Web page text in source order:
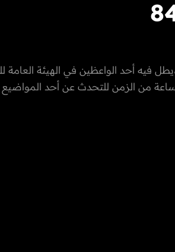
برنامج ديني مباشر،يطل فيه أحد الواعظين في الهيئة
من الزمن للتحدث عن أحد المواضيع